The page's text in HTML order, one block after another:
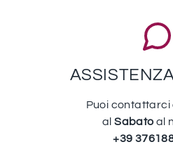
Puoi contattarci
alSabatoal
+39